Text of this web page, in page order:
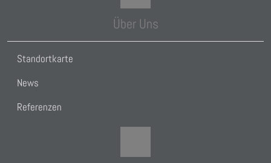
Über Uns
Standortkarte
News
Referenzen